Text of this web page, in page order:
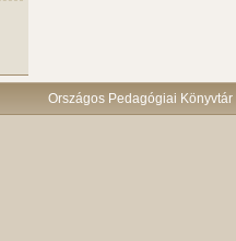
Országos Pedagógiai